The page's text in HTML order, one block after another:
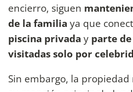
encierro, siguen
de la familia ya que
piscina privada y parte
visitadas solo por
Sin embargo, la propiedad